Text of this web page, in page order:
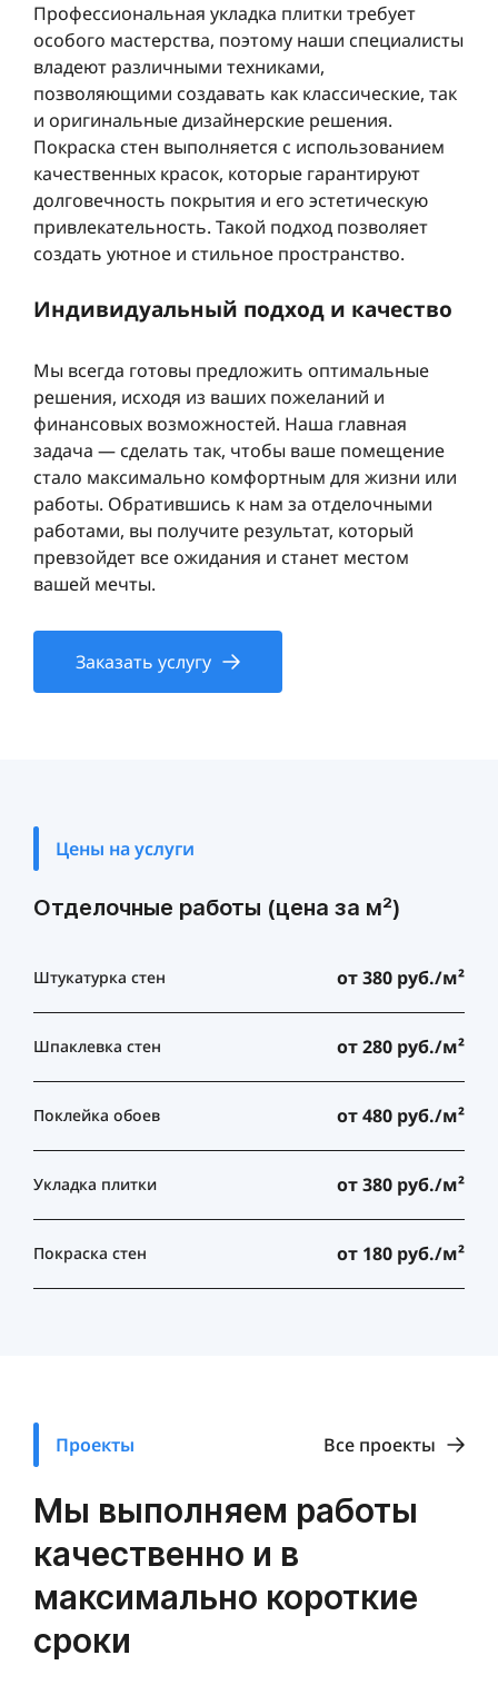
Профессиональная укладка плитки требует
особого мастерства, поэтому наши специалисты
владеют различными техниками,
позволяющими создавать как классические, так
и оригинальные дизайнерские решения.
Покраска стен выполняется с использованием
качественных красок, которые гарантируют
долговечность покрытия и его эстетическую
привлекательность. Такой подход позволяет
создать уютное и стильное пространство.
Индивидуальный подход и качество
Мы всегда готовы предложить оптимальные
решения, исходя из ваших пожеланий и
финансовых возможностей. Наша главная
задача — сделать так, чтобы ваше помещение
стало максимально комфортным для жизни или
работы. Обратившись к нам за отделочными
работами, вы получите результат, который
превзойдет все ожидания и станет местом
вашей мечты.
Заказать услугу
Цены на услуги
Отделочные работы (цена за м²)
Штукатурка стен от 380 руб./м²
Шпаклевка стен от 280 руб./м²
Поклейка обоев от 480 руб./м²
Укладка плитки от 380 руб./м²
Покраска стен от 180 руб./м²
Проекты Все проекты
Мы выполняем работы
качественно и в
максимально короткие
сроки